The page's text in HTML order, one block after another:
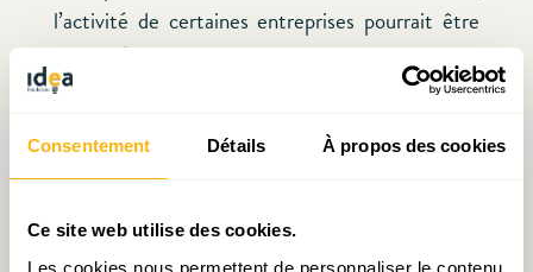
Consentement Détails À propos des cookies
Ce site web utilise des cookies.
Les cookies nous permettent de personnaliser le contenu
l’activité de certaines entreprises pourrait être
perturbée dans les prochaines semaines.
de confiance poursuit sa tendance à la baisse.
l’emploi sur les prochains mois sont de plus en
plus pessimistes